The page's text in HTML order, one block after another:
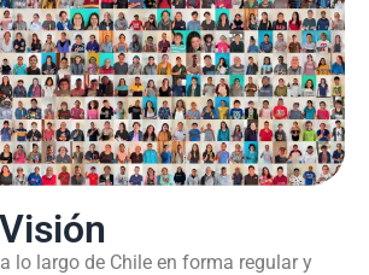
lo largo de Chile en forma regular y